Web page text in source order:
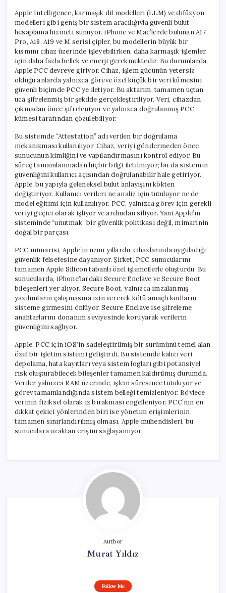
Apple Intelligence, karmaşık dil modelleri (LLM) ve difüzyon
modelleri gibi geniş bir sistem aracılığıyla güvenli bulut
hesaplama hizmeti sunuyor. iPhone ve Mac’lerde bulunan A17
Pro, A18, A19 ve M serisi çipler, bu modellerin büyük bir
kısmını cihaz üzerinde işleyebilirken, daha karmaşık işlemler
için daha fazla bellek ve enerji gerekmektedir. Bu durumlarda,
Apple PCC devreye giriyor. Cihaz, işlem gücünün yetersiz
olduğu anlarda yalnızca göreve özel küçük bir veri kümesini
güvenli biçimde PCC’ye iletiyor. Bu aktarım, tamamen uçtan
uca şifrelenmiş bir şekilde gerçekleştiriliyor. Veri, cihazdan
çıkmadan önce şifreleniyor ve yalnızca doğrulanmış PCC
kümesi tarafından çözülebiliyor.
Bu sistemde “Attestation” adı verilen bir doğrulama
mekanizması kullanılıyor. Cihaz, veriyi göndermeden önce
sunucunun kimliğini ve yapılandırmasını kontrol ediyor. Bu
süreç tamamlanmadan hiçbir bilgi iletilmiyor; bu da sistemin
güvenliğini kullanıcı açısından doğrulanabilir hale getiriyor.
Apple, bu yapıyla geleneksel bulut anlayışını kökten
değiştiriyor. Kullanıcı verileri ne analiz için tutuluyor ne de
model eğitimi için kullanılıyor. PCC, yalnızca görev için gerekli
veriyi geçici olarak işliyor ve ardından siliyor. Yani Apple’ın
sisteminde “unutmak” bir güvenlik politikası değil, mimarinin
doğal bir parçası.
PCC mimarisi, Apple’ın uzun yıllardır cihazlarında uyguladığı
güvenlik felsefesine dayanıyor. Şirket, PCC sunucularını
tamamen Apple Silicon tabanlı özel işlemcilerle oluşturdu. Bu
sunucularda, iPhone’lardaki Secure Enclave ve Secure Boot
bileşenleri yer alıyor. Secure Boot, yalnızca imzalanmış
yazılımların çalışmasına izin vererek kötü amaçlı kodların
sisteme girmesini önlüyor. Secure Enclave ise şifreleme
anahtarlarını donanım seviyesinde koruyarak verilerin
güvenliğini sağlıyor.
Apple, PCC için iOS’in sadeleştirilmiş bir sürümünü temel alan
özel bir işletim sistemi geliştirdi. Bu sistemde kalıcı veri
depolama, hata kayıtları veya sistem logları gibi potansiyel
risk oluşturabilecek bileşenler tamamen kaldırılmış durumda.
Veriler yalnızca RAM üzerinde, işlem süresince tutuluyor ve
görev tamamlandığında sistem belleği temizleniyor. Böylece
verinin fiziksel olarak iz bırakması engelleniyor. PCC’nin en
dikkat çekici yönlerinden biri ise yönetim erişimlerinin
tamamen sınırlandırılmış olması. Apple mühendisleri, bu
sunuculara uzaktan erişim sağlayamıyor.
Author
Murat Yıldız
Follow Me